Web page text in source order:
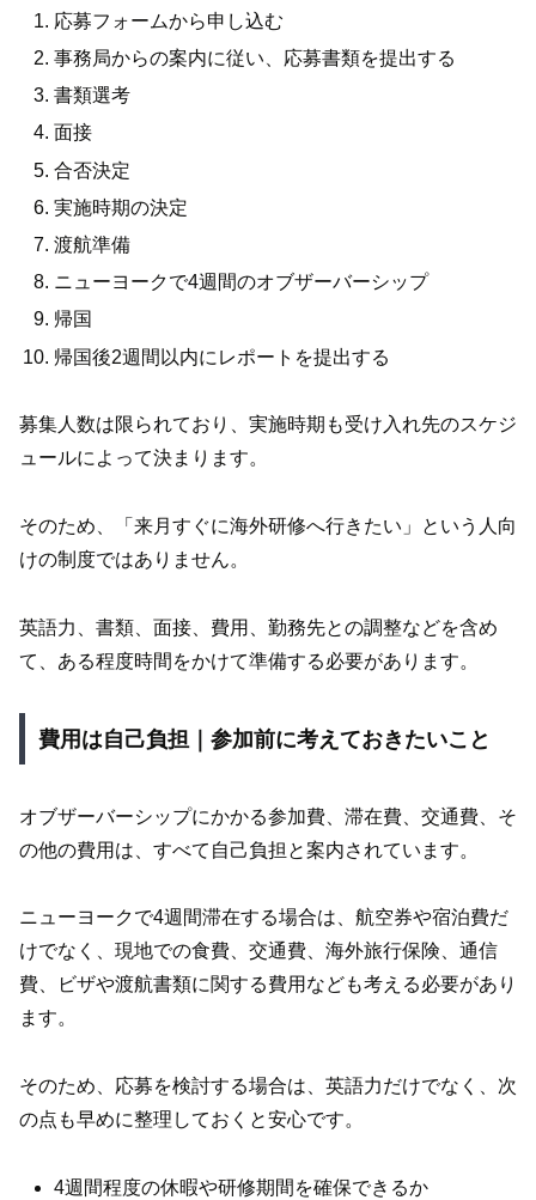
応募フォームから申し込む
事務局からの案内に従い、応募書類を提出する
書類選考
面接
合否決定
実施時期の決定
渡航準備
ニューヨークで4週間のオブザーバーシップ
帰国
帰国後2週間以内にレポートを提出する
募集人数は限られており、実施時期も受け入れ先のスケジ
ュールによって決まります。
そのため、「来月すぐに海外研修へ行きたい」という人向
けの制度ではありません。
英語力、書類、面接、費用、勤務先との調整などを含め
て、ある程度時間をかけて準備する必要があります。
費用は自己負担｜参加前に考えておきたいこと
オブザーバーシップにかかる参加費、滞在費、交通費、そ
の他の費用は、すべて自己負担と案内されています。
ニューヨークで4週間滞在する場合は、航空券や宿泊費だ
けでなく、現地での食費、交通費、海外旅行保険、通信
費、ビザや渡航書類に関する費用なども考える必要があり
ます。
そのため、応募を検討する場合は、英語力だけでなく、次
の点も早めに整理しておくと安心です。
4週間程度の休暇や研修期間を確保できるか